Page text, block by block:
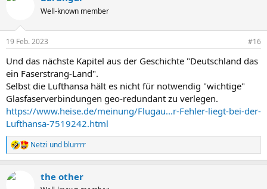
Well-known member
19 Feb. 2023 #16
Und das nächste Kapitel aus der Geschichte "Deutschland das
ein Faserstrang-Land".
Selbst die Lufthansa hält es nicht für notwendig "wichtige"
Glasfaserverbindungen geo-redundant zu verlegen.
https://www.heise.de/meinung/Flugau...r-Fehler-liegt-bei-der-
Lufthansa-7519242.html
R
e
k
Netzi und blurrrr
the other